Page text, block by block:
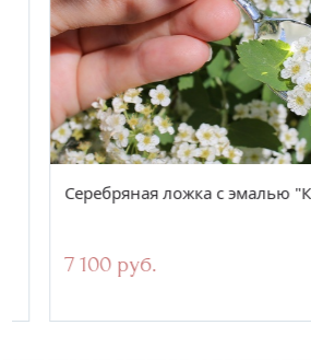
Серебряная ложка с эмалью
7 100 руб.